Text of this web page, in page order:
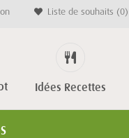
Liste de souhaits (0)
Idées Recettes